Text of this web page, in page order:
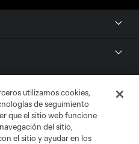
utilizamos cookies,
de seguimiento
que el sitio web funcione
del sitio,
el sitio y ayudar en los